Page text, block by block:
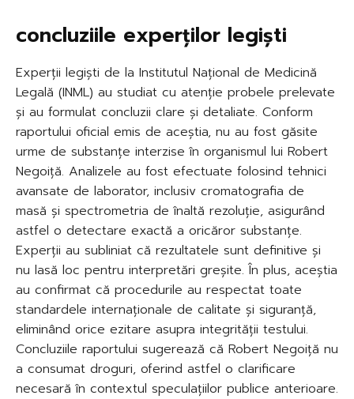
concluziile experților legiști
Experții legiști de la Institutul Național de Medicină
Legală (INML) au studiat cu atenție probele prelevate
și au formulat concluzii clare și detaliate. Conform
raportului oficial emis de aceștia, nu au fost găsite
urme de substanțe interzise în organismul lui Robert
Negoiță. Analizele au fost efectuate folosind tehnici
avansate de laborator, inclusiv cromatografia de
masă și spectrometria de înaltă rezoluție, asigurând
astfel o detectare exactă a oricăror substanțe.
Experții au subliniat că rezultatele sunt definitive și
nu lasă loc pentru interpretări greșite. În plus, aceștia
au confirmat că procedurile au respectat toate
standardele internaționale de calitate și siguranță,
eliminând orice ezitare asupra integrității testului.
Concluziile raportului sugerează că Robert Negoiță nu
a consumat droguri, oferind astfel o clarificare
necesară în contextul speculațiilor publice anterioare.